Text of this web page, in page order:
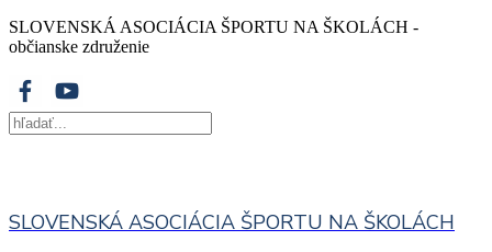
SLOVENSKÁ ASOCIÁCIA ŠPORTU NA ŠKOLÁCH -
občianske združenie
SLOVENSKÁ ASOCIÁCIA ŠPORTU NA ŠKOLÁCH